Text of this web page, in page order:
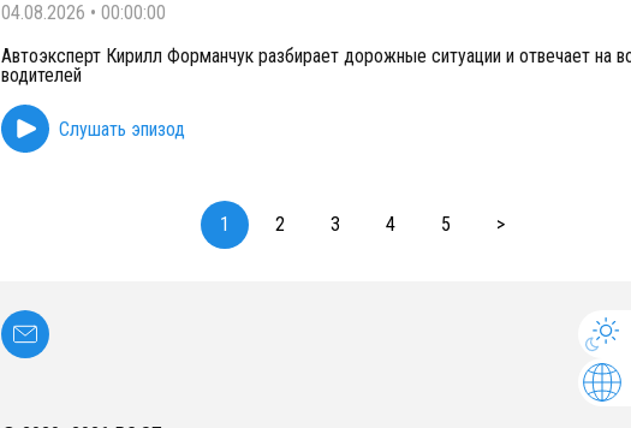
04.08.2026 • 00:00:00
Автоэксперт Кирилл Форманчук разбирает дорожные ситуации и отвечает на
водителей
Слушать эпизод
1 2 3 4 5 >